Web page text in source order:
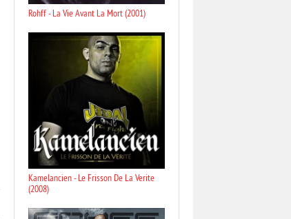
Rohff - La Vie Avant La Mort (2001)
Kamelancien - Le Frisson De La Verite
(2008)